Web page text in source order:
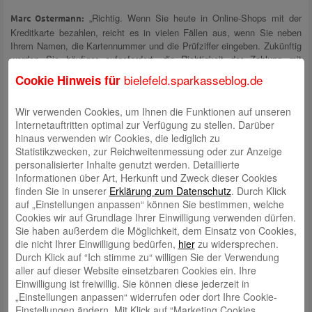
Marc Ostermann: „Richtig. Wenn Sie heute in Online-Shops mit der
Kreditkarte bezahlen, reicht es in vielen Fällen aus, wenn Sie neben
Ihrem Namen, die Kartennummer und die Prüfziffer eingeben. Zukünftig
werden Sie häufiger aufgefordert, die Richtigkeit der Zahlung mit
entweder mit der Mobile-App S-ID-Check oder per SMS. Wichtig ist
geht schnell und einfach online – aber man darf es nicht vergessen und
sollte es rechtzeitig machen!“
Ändert sich auch etwas bei Kartenzahlungen im Ladengeschäft?
Marc Ostermann:„Ja. Und zwar dann, wenn man mit der
SparkassenCard kontaktlos zahlt. Das ist auch in Zukunft möglich.
Allerdings ist häufiger, als bisher, die Eingabe der PIN erforderlich. Viele
unserer Kundinnen und Kunden nutzen die Möglichkeit, kontaktlos und
ohne PIN-Eingabe kleine Beträge bis 25 Euro an der Kasse zu zahlen.
Ab dem 14. September 2019 wird es aber notwendig, nach 5 PIN-freien
Bezahlvorgängen oder wenn die Summe der letzten PIN-freien Einkäufe
100 Euro erreicht, die Geheimnummer einzugeben. In der Praxis ist das
aber unkompliziert. Man wird direkt am Terminal im Geschäft zur
Eingabe der Nummer aufgefordert.“
Cookie Hinweis für bielefeld.sparkasseblog.de
Wir verwenden Cookies, um Ihnen die Funktionen auf unseren
Internetauftritten optimal zur Verfügung zu stellen. Darüber
hinaus verwenden wir Cookies, die lediglich zu
Statistikzwecken, zur Reichweitenmessung oder zur Anzeige
personalisierter Inhalte genutzt werden. Detaillierte
Informationen über Art, Herkunft und Zweck dieser Cookies
finden Sie in unserer Erklärung zum Datenschutz. Durch Klick
auf „Einstellungen anpassen“ können Sie bestimmen, welche
Cookies wir auf Grundlage Ihrer Einwilligung verwenden dürfen.
Sie haben außerdem die Möglichkeit, dem Einsatz von Cookies,
die nicht Ihrer Einwilligung bedürfen, hierzu widersprechen.
Durch Klick auf “Ich stimme zu“ willigen Sie der Verwendung
aller auf dieser Website einsetzbaren Cookies ein. Ihre
Einwilligung ist freiwillig. Sie können diese jederzeit in
„Einstellungen anpassen“ widerrufen oder dort Ihre Cookie-